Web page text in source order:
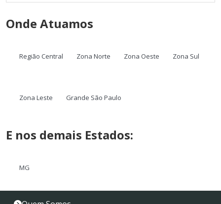
Onde Atuamos
Região Central Zona Norte Zona Oeste Zona Sul
Zona Leste Grande São Paulo
E nos demais Estados:
MG